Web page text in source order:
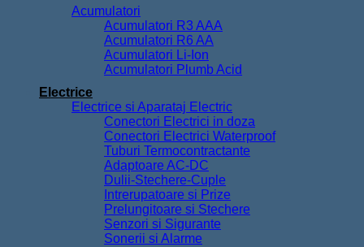
Acumulatori
Acumulatori R3 AAA
Acumulatori R6 AA
Acumulatori Li-Ion
Acumulatori Plumb Acid
Electrice
Electrice si Aparataj Electric
Conectori Electrici in doza
Conectori Electrici Waterproof
Tuburi Termocontractante
Adaptoare AC-DC
Dulii-Stechere-Cuple
Intrerupatoare si Prize
Prelungitoare si Stechere
Senzori si Sigurante
Sonerii si Alarme